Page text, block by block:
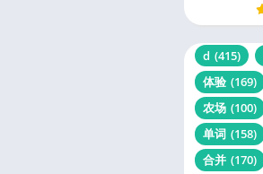
d (415)
体验 (169)
农场 (100)
单词 (158)
合并 (170)